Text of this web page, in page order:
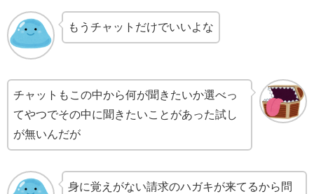
もうチャットだけでいいよな
チャットもこの中から何が聞きたいか選べっ
てやつでその中に聞きたいことがあった試し
が無いんだが
身に覚えがない請求のハガキが来てるから問